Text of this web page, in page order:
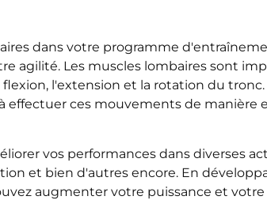
dans votre programme
agilité. Les muscles lombaires sont
l'extension et la rotation du
effectuer ces mouvements de manière
vos performances dans diverses
et bien d'autres encore. En
augmenter votre puissance et votre